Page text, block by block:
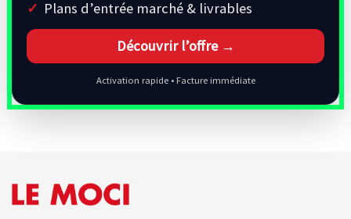
Plans d’entrée marché & livrables
Découvrir l’offre →
Activation rapide • Facture immédiate